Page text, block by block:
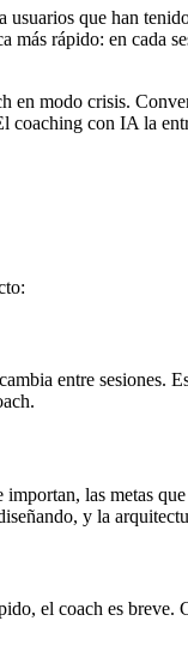
que han
rápido: en cada
modo crisis.
coaching con IA la
entre sesiones.
las metas
y la
el coach es breve.